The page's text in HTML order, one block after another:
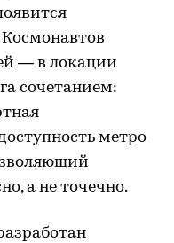
— в локации
сочетанием:
метро
а не точечно.